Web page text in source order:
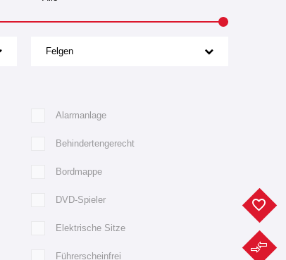
Felgen
Alarmanlage
Behindertengerecht
Bordmappe
DVD-Spieler
Elektrische Sitze
Führerscheinfrei